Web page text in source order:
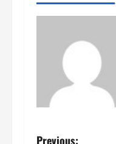
Previous: